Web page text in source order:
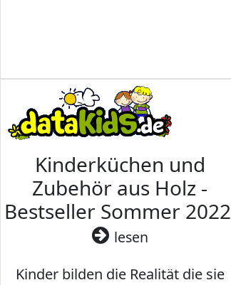
Kinderküchen und
Zubehör aus Holz -
Bestseller Sommer 2022
lesen
Kinder bilden die Realität die sie